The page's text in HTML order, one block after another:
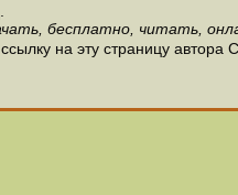
бесплатно, читать,
на эту страницу